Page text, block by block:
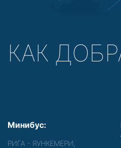
КАК
Минибус:
РИГА - ЯУНКЕМЕРИ,